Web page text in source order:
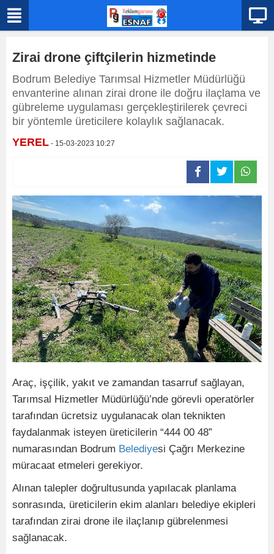
Zirai drone çiftçilerin hizmetinde
Bodrum Belediye Tarımsal Hizmetler Müdürlüğü
envanterine alınan zirai drone ile doğru ilaçlama ve
gübreleme uygulaması gerçekleştirilerek çevreci
bir yöntemle üreticilere kolaylık sağlanacak.
YEREL - 15-03-2023 10:27
Araç, işçilik, yakıt ve zamandan tasarruf sağlayan,
Tarımsal Hizmetler Müdürlüğü’nde görevli operatörler
tarafından ücretsiz uygulanacak olan teknikten
faydalanmak isteyen üreticilerin “444 00 48”
numarasından Bodrum Belediyesi Çağrı Merkezine
müracaat etmeleri gerekiyor.
Alınan talepler doğrultusunda yapılacak planlama
sonrasında, üreticilerin ekim alanları belediye ekipleri
tarafından zirai drone ile ilaçlanıp gübrelenmesi
sağlanacak.